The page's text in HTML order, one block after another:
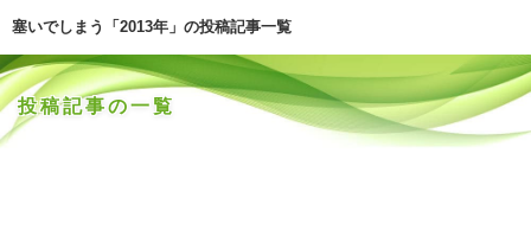
塞いでしまう「2013年」の投稿記事一覧
投稿記事の一覧